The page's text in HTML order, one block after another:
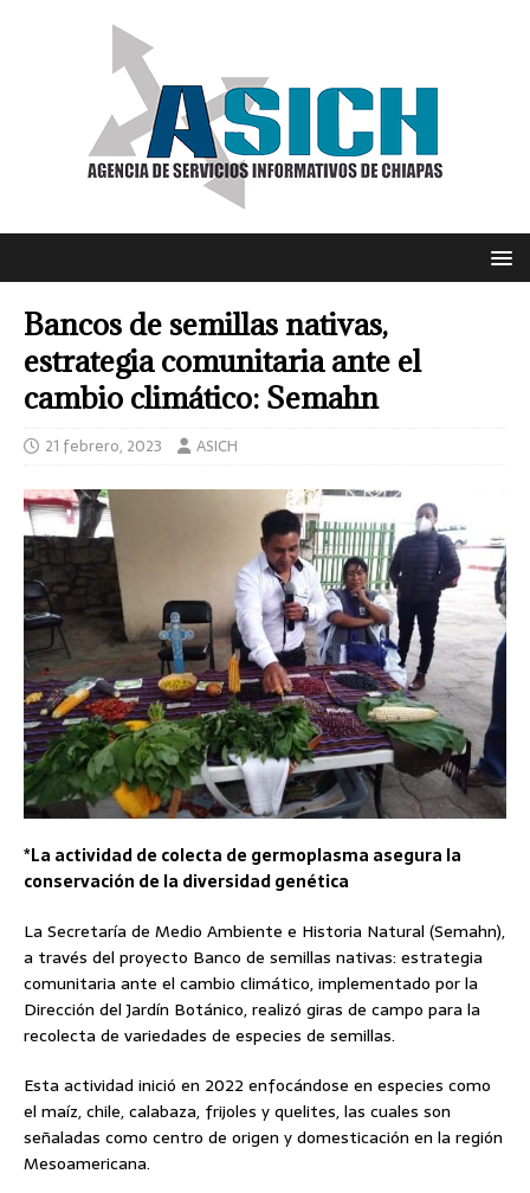
Bancos de semillas nativas,
estrategia comunitaria ante el
cambio climático: Semahn
21 febrero, 2023 ASICH
*La actividad de colecta de germoplasma asegura la
conservación de la diversidad genética
La Secretaría de Medio Ambiente e Historia Natural (Semahn),
a través del proyecto Banco de semillas nativas: estrategia
comunitaria ante el cambio climático, implementado por la
Dirección del Jardín Botánico, realizó giras de campo para la
recolecta de variedades de especies de semillas.
Esta actividad inició en 2022 enfocándose en especies como
el maíz, chile, calabaza, frijoles y quelites, las cuales son
señaladas como centro de origen y domesticación en la región
Mesoamericana.